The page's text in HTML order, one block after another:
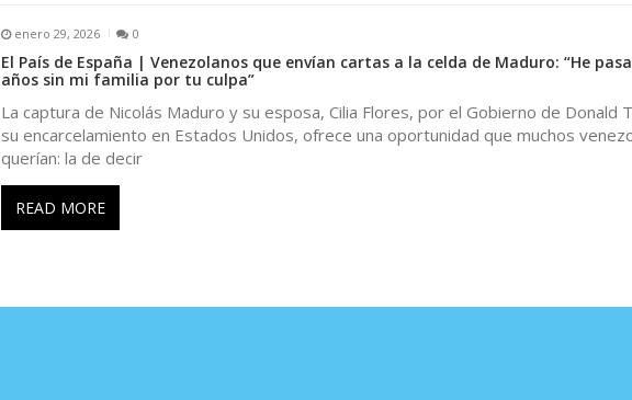
enero 29, 2026 0
El País de España | Venezolanos que envían cartas a la celda de Maduro: “He
años sin mi familia por tu culpa”
La captura de Nicolás Maduro y su esposa, Cilia Flores, por el Gobierno de Donald
su encarcelamiento en Estados Unidos, ofrece una oportunidad que muchos
querían: la de decir
READ MORE